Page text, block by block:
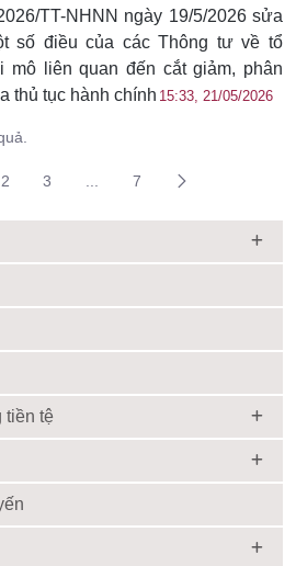
TT-NHNN ngày 19/5/2026 sửa
số điều của các Thông tư về tổ
mô liên quan đến cắt giảm, phân
thủ tục hành chính 15:33, 21/05/2026
2 3 7
tiền tệ